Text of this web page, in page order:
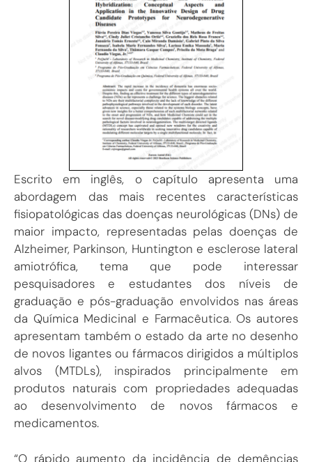
Escrito em inglês, o capítulo apresenta uma
abordagem das mais recentes características
fisiopatológicas das doenças neurológicas (DNs) de
maior impacto, representadas pelas doenças de
Alzheimer, Parkinson, Huntington e esclerose lateral
amiotrófica, tema que pode interessar
pesquisadores e estudantes dos níveis de
graduação e pós-graduação envolvidos nas áreas
da Química Medicinal e Farmacêutica. Os autores
apresentam também o estado da arte no desenho
de novos ligantes ou fármacos dirigidos a múltiplos
alvos (MTDLs), inspirados principalmente em
produtos naturais com propriedades adequadas
ao desenvolvimento de novos fármacos e
medicamentos.
“O rápido aumento da incidência de demências